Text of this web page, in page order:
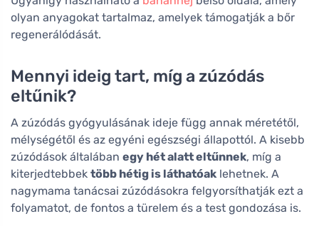
olyan anyagokat tartalmaz, amelyek támogatják a bőr
regenerálódását.
Mennyi ideig tart, míg a zúzódás
eltűnik?
A zúzódás gyógyulásának ideje függ annak méretétől,
mélységétől és az egyéni egészségi állapottól. A kisebb
zúzódások általában egy hét alatt eltűnnek, míg a
kiterjedtebbek több hétig is láthatóak lehetnek. A
nagymama tanácsai zúzódásokra felgyorsíthatják ezt a
folyamatot, de fontos a türelem és a test gondozása is.